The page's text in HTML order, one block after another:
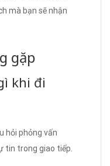
mà bạn sẽ nhận
gặp
khi đi
hỏi phỏng vấn
tin trong giao tiếp.